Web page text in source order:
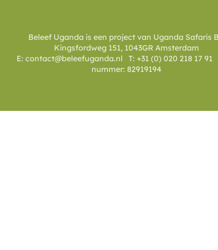
Beleef Uganda is een project van Uganda Safaris
Kingsfordweg 151, 1043GR Amsterdam
E: contact@beleefuganda.nl T: +31 (0) 020 218 17
nummer: 82919194